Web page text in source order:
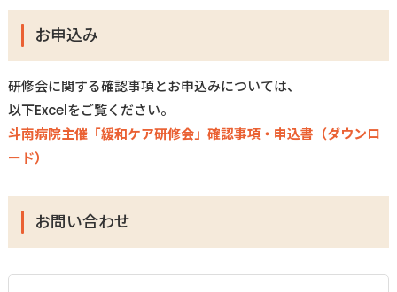
お申込み
研修会に関する確認事項とお申込みについては、
以下Excelをご覧ください。
斗南病院主催「緩和ケア研修会」確認事項・申込書（ダウンロ
ード）
お問い合わせ